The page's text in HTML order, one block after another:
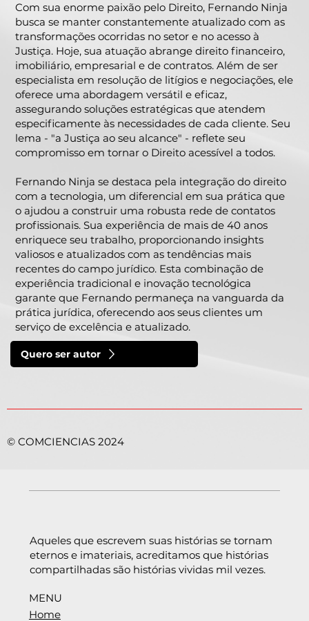
Com sua enorme paixão pelo Direito, Fernando Ninja
busca se manter constantemente atualizado com as
transformações ocorridas no setor e no acesso à
Justiça. Hoje, sua atuação abrange direito financeiro,
imobiliário, empresarial e de contratos. Além de ser
especialista em resolução de litígios e negociações, ele
oferece uma abordagem versátil e eficaz,
assegurando soluções estratégicas que atendem
especificamente às necessidades de cada cliente. Seu
lema - "a Justiça ao seu alcance" - reflete seu
compromisso em tornar o Direito acessível a todos.
Fernando Ninja se destaca pela integração do direito
com a tecnologia, um diferencial em sua prática que
o ajudou a construir uma robusta rede de contatos
profissionais. Sua experiência de mais de 40 anos
enriquece seu trabalho, proporcionando insights
valiosos e atualizados com as tendências mais
recentes do campo jurídico. Esta combinação de
experiência tradicional e inovação tecnológica
garante que Fernando permaneça na vanguarda da
prática jurídica, oferecendo aos seus clientes um
serviço de excelência e atualizado.
Quero ser autor
©COMCIENCIAS 2024
Aqueles que escrevem suas histórias se tornam
eternos e imateriais, acreditamos que histórias
compartilhadas são histórias vividas mil vezes.
MENU
Home